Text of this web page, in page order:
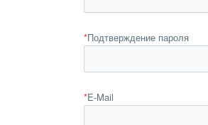
*Подтверждение пароля
*E-Mail